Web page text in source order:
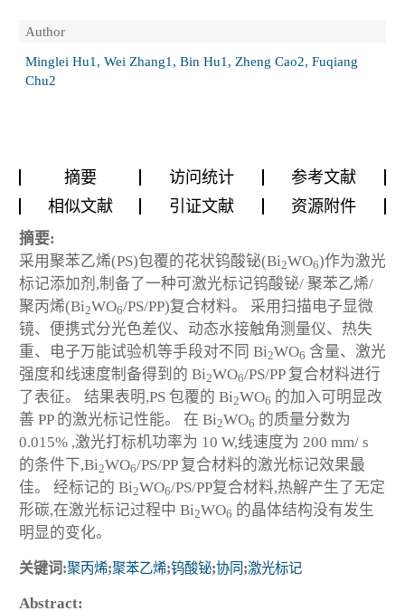
Author
Minglei Hu1, Wei Zhang1, Bin Hu1, Zheng Cao2, Fuqiang
Chu2
摘要 访问统计
参考文献
相似文献
引证文献 资源附件
摘要:
采用聚苯乙烯(PS)包覆的花状钨酸铋(Bi2WO6)作为激光
标记添加剂,制备了一种可激光标记钨酸铋/ 聚苯乙烯/
聚丙烯(Bi2WO6/PS/PP)复合材料。 采用扫描电子显微
镜、便携式分光色差仪、动态水接触角测量仪、热失
重、电子万能试验机等手段对不同 Bi2WO6 含量、激光
强度和线速度制备得到的 Bi2WO6/PS/PP 复合材料进行
了表征。 结果表明,PS 包覆的 Bi2WO6 的加入可明显改
善 PP 的激光标记性能。 在 Bi2WO6 的质量分数为
0.015% ,激光打标机功率为 10 W,线速度为 200 mm/ s
的条件下,Bi2WO6/PS/PP 复合材料的激光标记效果最
佳。 经标记的 Bi2WO6/PS/PP复合材料,热解产生了无定
形碳,在激光标记过程中 Bi2WO6 的晶体结构没有发生
明显的变化。
关键词:聚丙烯;聚苯乙烯;钨酸铋;协同 ;激光标记
Abstract: